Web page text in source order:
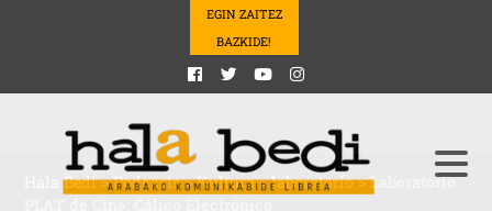
EGIN ZAITEZ
BAZKIDE!
Hala Bedi>Podcasts>Kultura>laboratorio>Laboratorio